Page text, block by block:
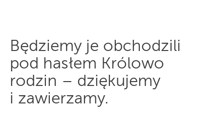
Będziemy je obchodzili
pod hasłem Królowo
rodzin – dziękujemy
i zawierzamy.